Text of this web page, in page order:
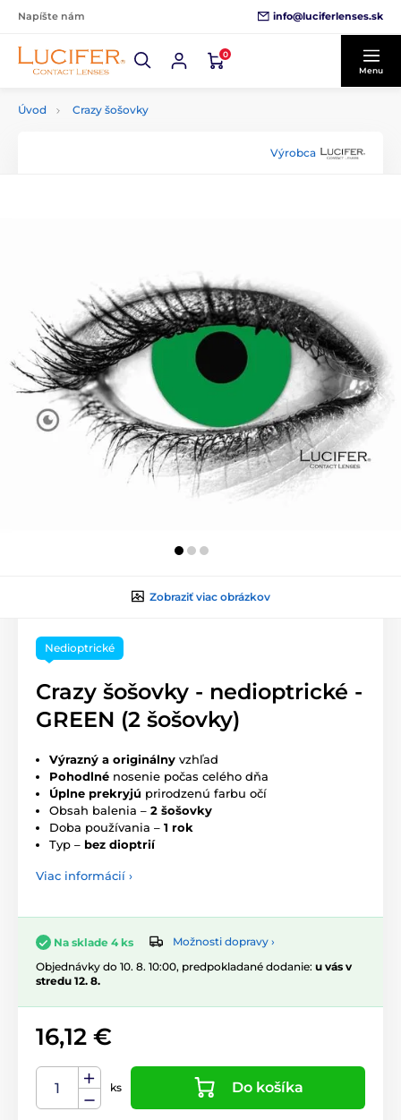
Napíšte nám info@luciferlenses.sk
0
Menu
Úvod Crazy šošovky
Výrobca
Zobraziť viac obrázkov
Nedioptrické
Crazy šošovky - nedioptrické -
GREEN (2 šošovky)
Výrazný a originálny vzhľad
Pohodlné nosenie počas celého dňa
Úplne prekryjú prirodzenú farbu očí
Obsah balenia – 2 šošovky
Doba používania – 1 rok
Typ – bez dioptrií
Viac informácií ›
Na sklade 4 ks
Možnosti dopravy ›
Objednávky do 10. 8. 10:00, predpokladané dodanie: u vás v
stredu 12. 8.
16,12 €
ks Do košíka